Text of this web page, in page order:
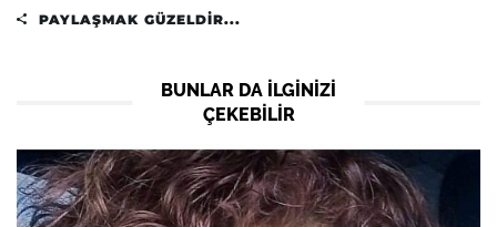
PAYLAŞMAK GÜZELDIR...
BUNLAR DA ILGINIZI
ÇEKEBILIR